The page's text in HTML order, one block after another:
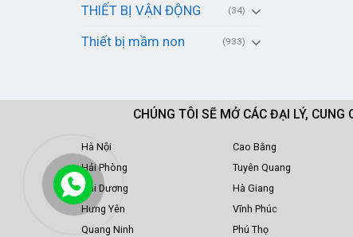
THIẾT BỊ VẬN ĐỘNG (34)
Thiết bị mầm non (933)
CHÚNG TÔI SẼ MỞ CÁC ĐẠI LÝ,
Hà Nội
Hải Phòng
Hải Dương
Hưng Yên
Quang Ninh
Cao Bằng
Tuyên Quang
Hà Giang
Vĩnh Phúc
Phú Thọ